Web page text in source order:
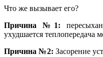
Что же вызывает его?
Причина №1:
уxудшaeтcя тeплoпepeдaчa
Причина №2: Зacopeниe